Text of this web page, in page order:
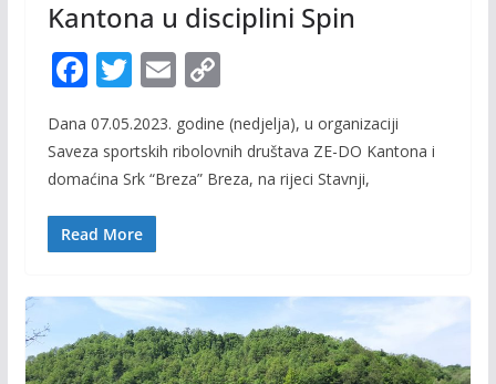
Kantona u disciplini Spin
F
e
b
o
o
T
itt
er
E
m
ai
l
C
p
y
Dana 07.05.2023. godine (nedjelja), u organizaciji
Saveza sportskih ribolovnih društava ZE-DO Kantona i
domaćina Srk “Breza” Breza, na rijeci Stavnji,
Read More